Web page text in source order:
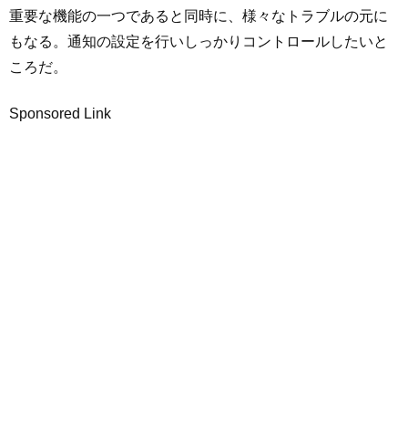
重要な機能の一つであると同時に、様々なトラブルの元に
もなる。通知の設定を行いしっかりコントロールしたいと
ころだ。
Sponsored Link